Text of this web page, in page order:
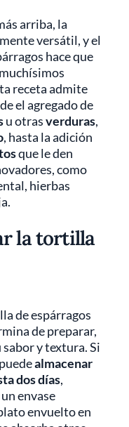
arriba, la
versátil, y el
hace que
receta admite
el agregado de
u otrasverduras,
, hasta la adición
que le den
como
hierbas
la tortilla
de espárragos
de preparar,
y textura. Si
almacenar
dos días,
envase
envuelto en